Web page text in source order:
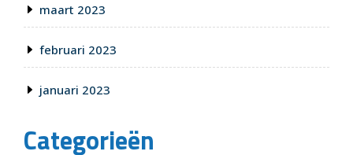
maart 2023
februari 2023
januari 2023
Categorieën